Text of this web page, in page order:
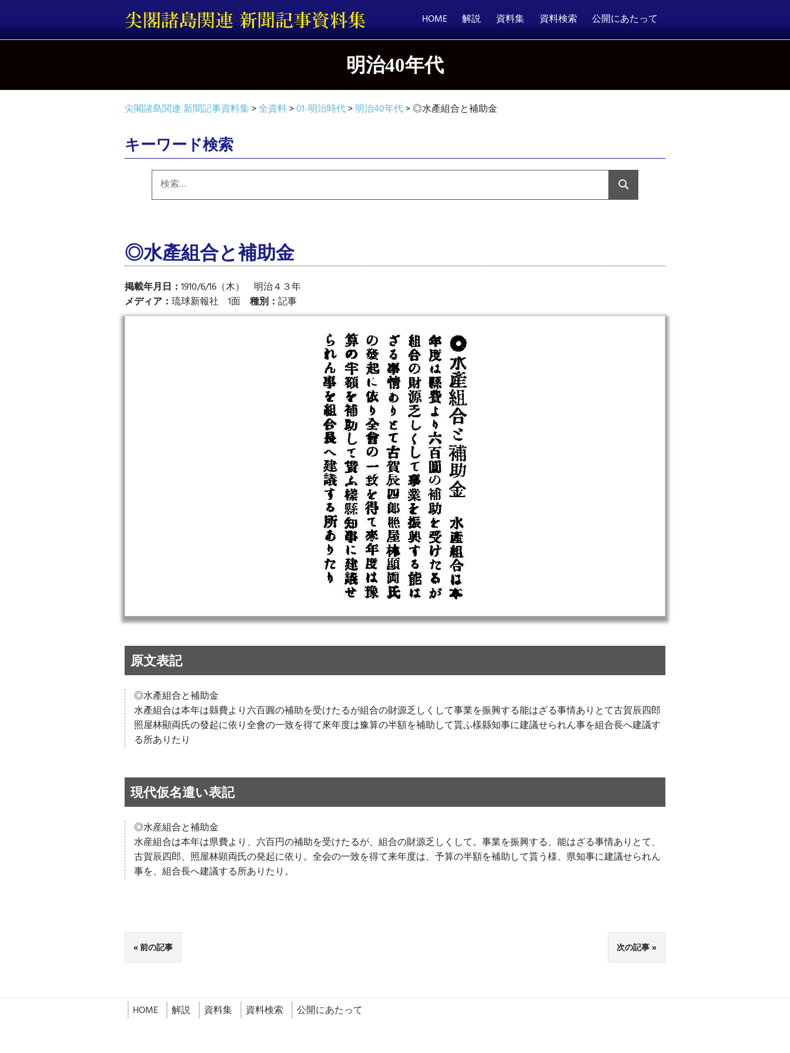
テ
ス
HOME 解説 資料集 資料検索 公開にあたって
明治40年代
尖閣諸島関連 新聞記事資料集>全資料>01-明治時代>明治40年代>◎水產組合と補助金
キーワード検索
索:
検
索
◎水產組合と補助金
掲載年月日： 1910/6/16（木） 明治４３年
メディア： 琉球新報社 1面 種別： 記事
原文表記
◎水產組合と補助金
水產組合は本年は縣費より六百圓の補助を受けたるが組合の財源乏しくして事業を振興する能はざる事情ありとて古賀辰四郎
照屋林顯両氏の發起に依り全會の一致を得て來年度は豫算の半額を補助して貰ふ樣縣知事に建議せられん事を組合長へ建議す
る所ありたり
現代仮名遣い表記
◎水産組合と補助金
水産組合は本年は県費より、六百円の補助を受けたるが、組合の財源乏しくして。事業を振興する、能はざる事情ありとて、
古賀辰四郎、照屋林顕両氏の発起に依り。全会の一致を得て来年度は、予算の半額を補助して貰う様、県知事に建議せられん
事を、組合長へ建議する所ありたり。
前の記事 次の記事
HOME 解説 資料集 資料検索 公開にあたって